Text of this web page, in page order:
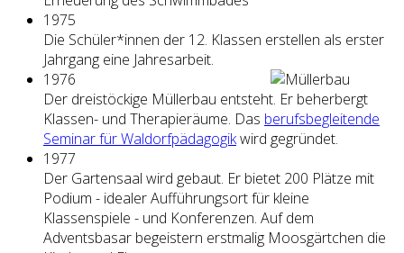
1975
Die Schüler*innen der 12. Klassen erstellen als erster
Jahrgang eine Jahresarbeit.
1976
Der dreistöckige Müllerbau entsteht. Er beherbergt
Klassen- und Therapieräume. Das berufsbegleitende
Seminar für Waldorfpädagogikwird gegründet.
1977
Der Gartensaal wird gebaut. Er bietet 200 Plätze mit
Podium - idealer Aufführungsort für kleine
Klassenspiele - und Konferenzen. Auf dem
Adventsbasar begeistern erstmalig Moosgärtchen die